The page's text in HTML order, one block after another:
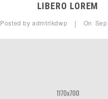
LIBERO LOREM
Posted byadmtrikdwp | On Sep